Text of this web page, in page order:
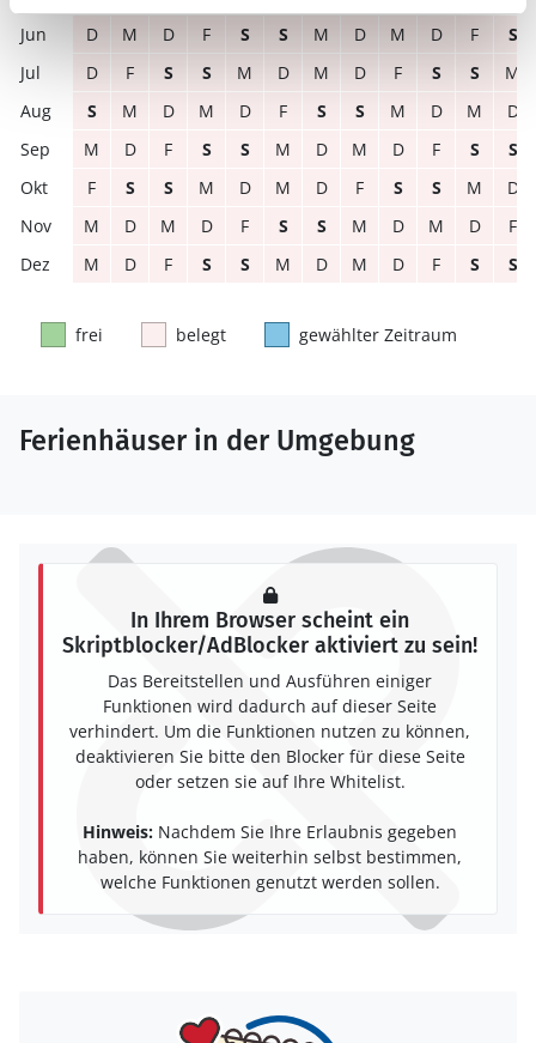
D
M D F S S M D M D F
S
D
F S S M D M D F S S
M
S
M D M D F S S M D M
D
M
D F S S M D M D F S
S
F
S S M D M D F S S M
D
M
D M D F S S M D M D
F
M
D F S S M D M D F S S
frei belegt gewählter Zeitraum
Ferienhäuser in der Umgebung
In Ihrem Browser scheint ein
Skriptblocker/AdBlocker aktiviert zu sein!
Das Bereitstellen und Ausführen einiger
Funktionen wird dadurch auf dieser Seite
verhindert. Um die Funktionen nutzen zu können,
deaktivieren Sie bitte den Blocker für diese Seite
oder setzen sie auf Ihre Whitelist.
Hinweis: Nachdem Sie Ihre Erlaubnis gegeben
haben, können Sie weiterhin selbst bestimmen,
welche Funktionen genutzt werden sollen.